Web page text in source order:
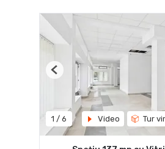
1 / 6 Video Tur
Previous